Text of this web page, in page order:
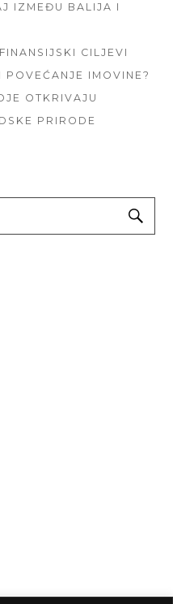
IZMEĐU BALIJA I
CILJEVI
IMOVINE?
OTKRIVAJU
PRIRODE